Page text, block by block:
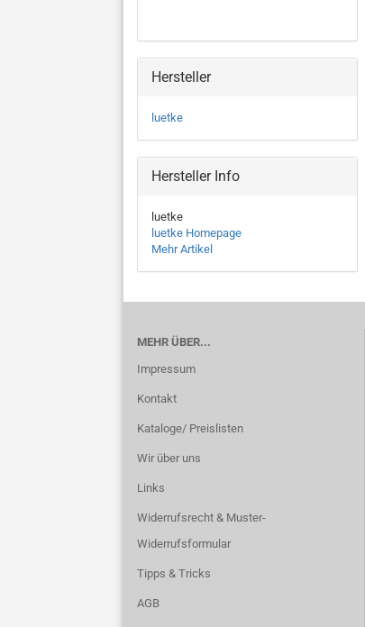
Hersteller
luetke
Hersteller Info
luetke
luetke Homepage
Mehr Artikel
MEHR ÜBER...
Impressum
Kontakt
Kataloge/ Preislisten
Wir über uns
Links
Widerrufsrecht & Muster-
Widerrufsformular
Tipps & Tricks
AGB